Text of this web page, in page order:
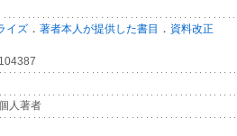
イズ． 著者本人が提供した書目 ． 資料改正
104387
人著者